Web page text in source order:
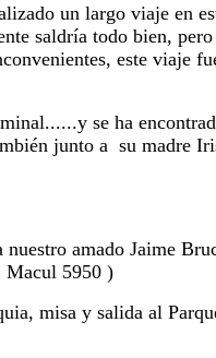
un largo viaje en
saldría todo bien,
este viaje
se ha
junto a su madre
nuestro amado Jaime
Macul 5950 )
misa y salida al